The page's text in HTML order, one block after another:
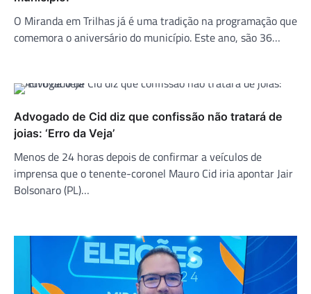
O Miranda em Trilhas já é uma tradição na programação que
comemora o aniversário do município. Este ano, são 36…
Advogado de Cid diz que confissão não tratará de
joias: ‘Erro da Veja’
Menos de 24 horas depois de confirmar a veículos de
imprensa que o tenente-coronel Mauro Cid iria apontar Jair
Bolsonaro (PL)…